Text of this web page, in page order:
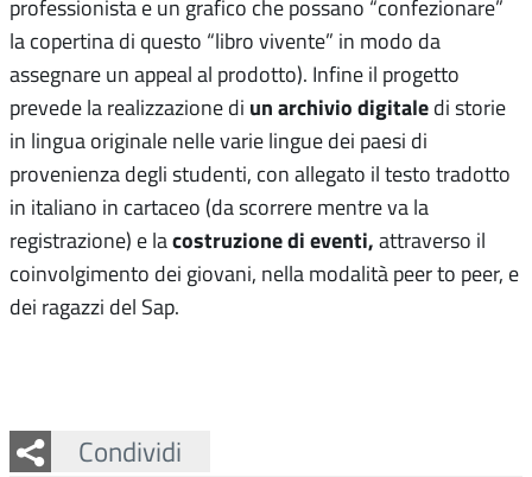
professionista e un grafico che possano “confezionare”
la copertina di questo “libro vivente” in modo da
assegnare un appeal al prodotto). Infine il progetto
prevede la realizzazione di un archivio digitale di storie
in lingua originale nelle varie lingue dei paesi di
provenienza degli studenti, con allegato il testo tradotto
in italiano in cartaceo (da scorrere mentre va la
registrazione) e lacostruzione di eventi, attraverso il
coinvolgimento dei giovani, nella modalità peer to peer, e
dei ragazzi del Sap.
Condividi
Facebook
Twitter
Whatsapp